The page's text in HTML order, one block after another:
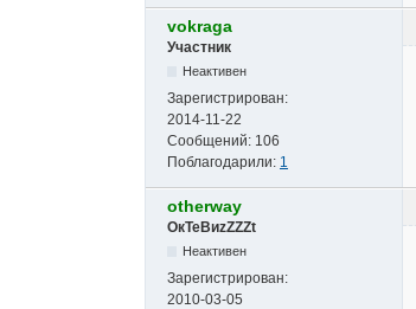
vokraga
Участник
Неактивен
Зарегистрирован:
2014-11-22
Сообщений: 106
Поблагодарили: 1
otherway
ОкТеВиzZZZt
Неактивен
Зарегистрирован:
2010-03-05